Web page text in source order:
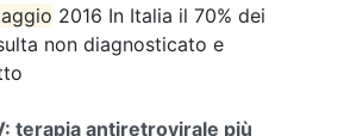
2016 In Italia il 70% dei
non diagnosticato e
terapia antiretrovirale più